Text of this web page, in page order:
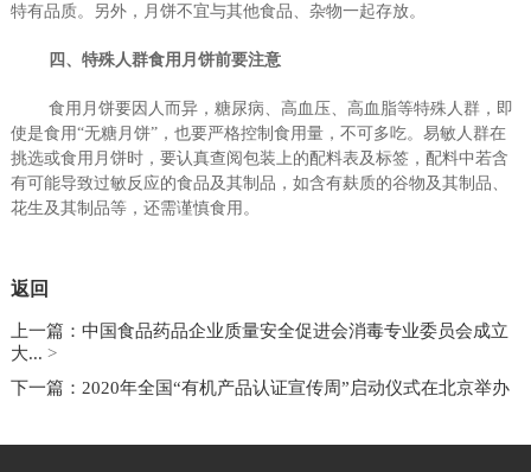
特有品质。另外，月饼不宜与其他食品、杂物一起存放。
四、特殊人群食用月饼前要注意
食用月饼要因人而异，糖尿病、高血压、高血脂等特殊人群，即
使是食用“无糖月饼”，也要严格控制食用量，不可多吃。易敏人群在
挑选或食用月饼时，要认真查阅包装上的配料表及标签，配料中若含
有可能导致过敏反应的食品及其制品，如含有麸质的谷物及其制品、
花生及其制品等，还需谨慎食用。
返回
上一篇：中国食品药品企业质量安全促进会消毒专业委员会成立
大... >
下一篇：2020年全国“有机产品认证宣传周”启动仪式在北京举办